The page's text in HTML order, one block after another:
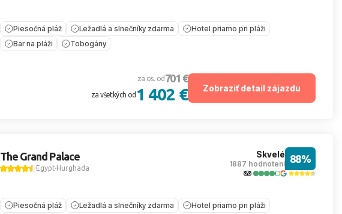
Piesočná pláž Ležadlá a slnečníky zdarma
Hotel priamo pri pláži
Bar na pláži
Tobogány
za os. od 701 €
za všetkých od 1 402 € Zobraziť detail zájazdu
The Grand Palace
EgyptHurghada
Skvelé
1887 hodnotení 88%
Piesočná pláž Ležadlá a slnečníky zdarma
Hotel priamo pri pláži